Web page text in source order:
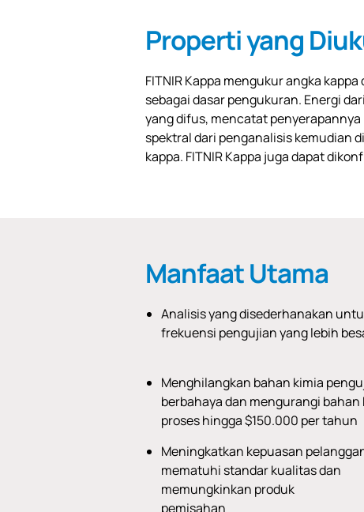
Properti yang
FITNIR Kappa mengukur angka
sebagai dasar pengukuran. Energi
yang difus, mencatat
spektral dari penganalisis kemudian
kappa. FITNIR Kappa juga dapat
Manfaat Utama
Analisis yang disederhanakan
frekuensi pengujian yang lebih
Menghilangkan bahan kimia
berbahaya dan mengurangi bahan
proses hingga $150.000 per tahun
Meningkatkan kepuasan
mematuhi standar kualitas dan
memungkinkan produk
pemisahan